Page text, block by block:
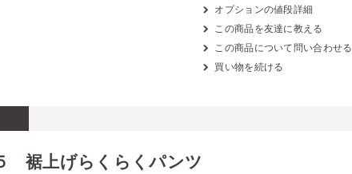
オプションの値段詳細
この商品を友達に教える
この商品について問い合わせる
買い物を続ける
裾上げらくらくパンツ